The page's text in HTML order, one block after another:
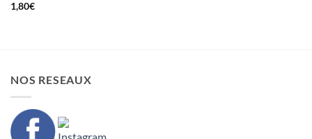
1,80€
NOS RESEAUX